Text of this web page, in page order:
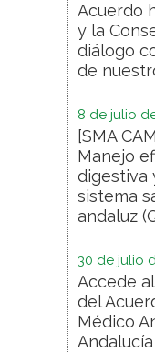
Acuerdo
y la
diálogo
de
8 de julio
[SMA
Manejo
digestiva
sistema
andaluz
30 de julio
Accede
del
Médico
Andalucía